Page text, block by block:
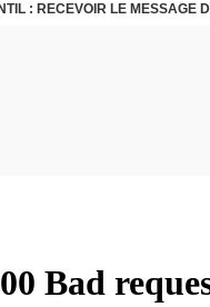
: RECEVOIR LE MESSAGE